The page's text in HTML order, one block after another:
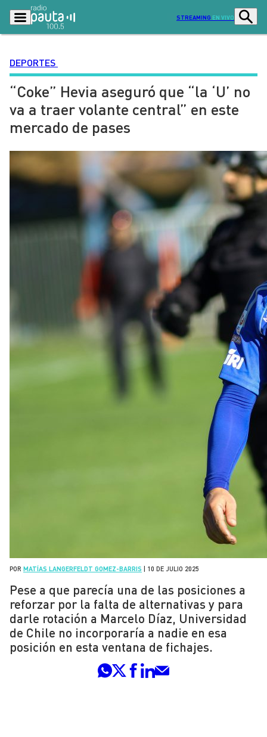
STREAMING EN VIVO
Podcasts Programas
Lo Último Actualidad
Ciudad
Radio en vivo Sostenibilidad
Tendencias Deportes
Entretención y Cultura Opinión
Dato en Pauta
Contenido Patrocinado
DEPORTES
“Coke” Hevia aseguró que “la ‘U’ no
va a traer volante central” en este
mercado de pases
POR MATÍAS LANGERFELDT GOMEZ-BARRIS 10 DE JULIO 2025
Pese a que parecía una de las posiciones a
reforzar por la falta de alternativas y para
darle rotación a Marcelo Díaz, Universidad
de Chile no incorporaría a nadie en esa
posición en esta ventana de fichajes.